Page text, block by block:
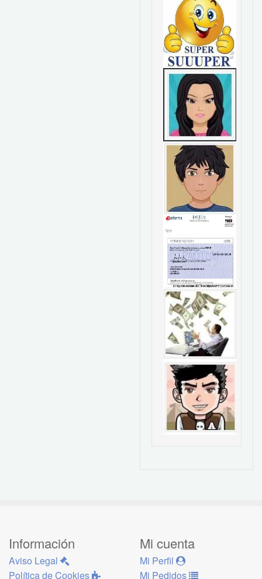
Información
Aviso Legal
Política de Cookies
Mi cuenta
Mi Perfil
Mi Pedidos